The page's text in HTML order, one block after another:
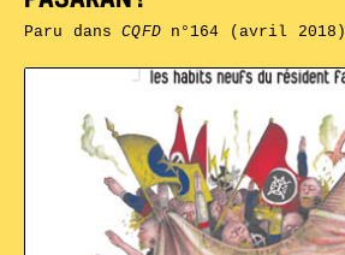
Paru dansCQFDn°164 (avril 2018)